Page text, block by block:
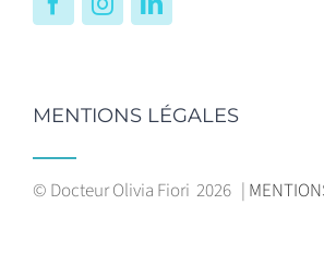
FacebookInstagramLinkedIn
MENTIONS LÉGALES
© Docteur Olivia Fiori 2026 |